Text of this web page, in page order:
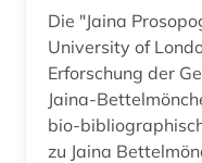
bibliografie (15)
bibliographie (9)
Italien (6)
Japan (1)
Luxemburg (1)
Die "Jaina
University of
Erforschung der
Jaina-
bio-
zu Jaina